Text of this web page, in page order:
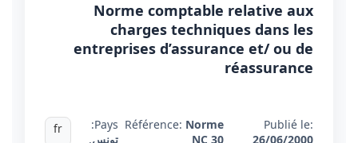
Norme comptable relative aux
charges techniques dans les
entreprises d’assurance et/ ou de
réassurance
Publié le:
26/06/2000
Référence: Norme
NC 30
Pays:
تونس,
fr